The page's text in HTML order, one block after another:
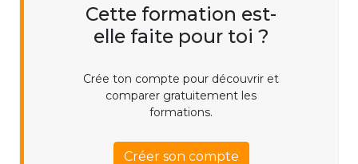
Cette formation est-
elle faite pour toi ?
Crée ton compte pour découvrir et
comparer gratuitement les
formations.
Créer son compte